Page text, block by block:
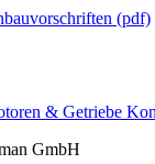
(pdf)
& Getriebe
GmbH